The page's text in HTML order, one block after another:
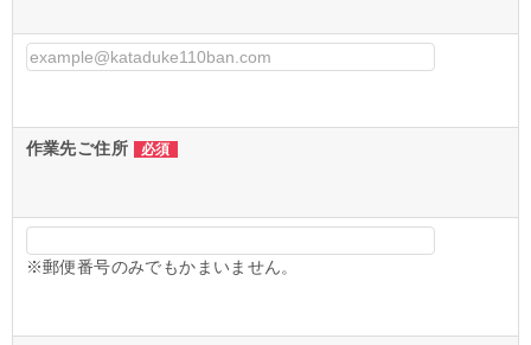
作業先ご住所 必須
※郵便番号のみでもかまいません。